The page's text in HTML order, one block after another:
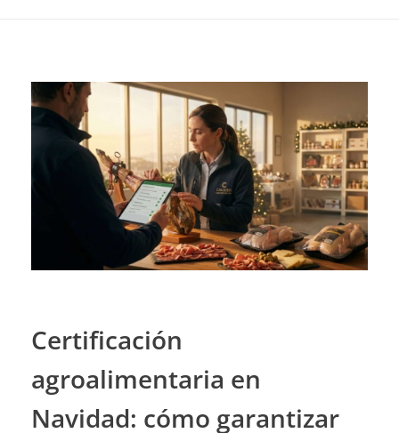
Certificación
agroalimentaria en
Navidad: cómo garantizar